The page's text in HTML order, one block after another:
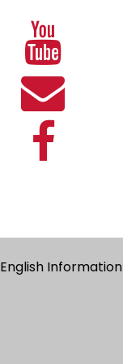
English Information